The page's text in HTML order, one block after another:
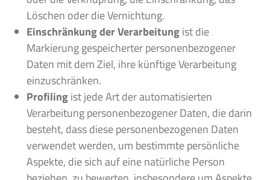
Löschen oder die Vernichtung.
Einschränkung der Verarbeitungist die
Markierung gespeicherter personenbezogener
Daten mit dem Ziel, ihre künftige Verarbeitung
einzuschränken.
Profilingist jede Art der automatisierten
Verarbeitung personenbezogener Daten, die darin
besteht, dass diese personenbezogenen Daten
verwendet werden, um bestimmte persönliche
Aspekte, die sich auf eine natürliche Person